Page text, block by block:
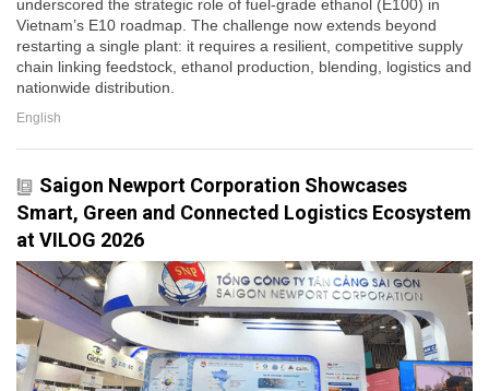
underscored the strategic role of fuel-grade ethanol (E100) in
Vietnam’s E10 roadmap. The challenge now extends beyond
restarting a single plant: it requires a resilient, competitive supply
chain linking feedstock, ethanol production, blending, logistics and
nationwide distribution.
English
Saigon Newport Corporation Showcases
Smart, Green and Connected Logistics Ecosystem
at VILOG 2026